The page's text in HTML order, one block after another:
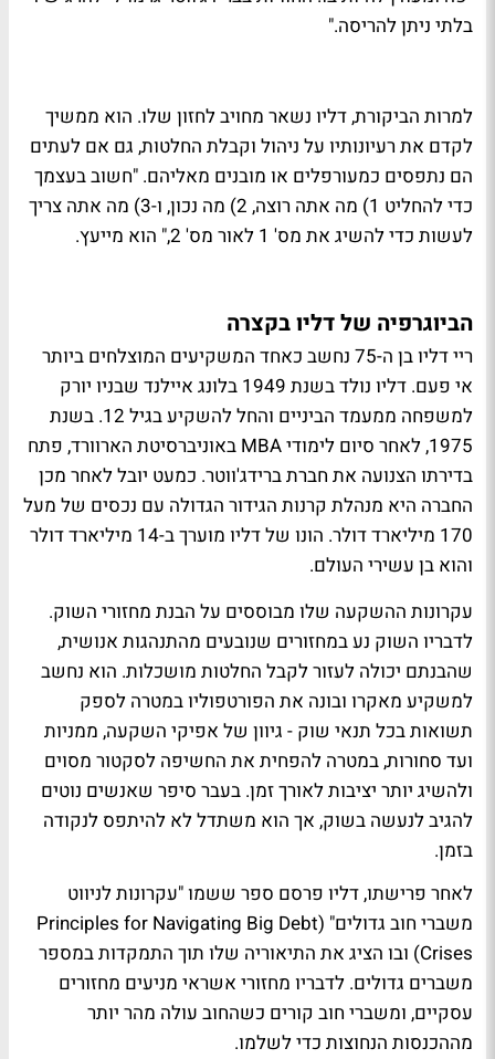
בלתי ניתן להריסה."
למרות הביקורת, דליו נשאר מחויב לחזון שלו. הוא ממשיך
לקדם את רעיונותיו על ניהול וקבלת החלטות, גם אם לעתים
הם נתפסים כמעורפלים או מובנים מאליהם. "חשוב בעצמך
כדי להחליט 1) מה אתה רוצה, 2) מה נכון, ו-3) מה אתה צריך
לעשות כדי להשיג את מס' 1 לאור מס' 2," הוא מייעץ.
הביוגרפיה של דליו בקצרה
ריי דליו בן ה-75 נחשב כאחד המשקיעים המוצלחים ביותר
אי פעם. דליו נולד בשנת 1949 בלונג איילנד שבניו יורק
למשפחה ממעמד הביניים והחל להשקיע בגיל 12. בשנת
1975, לאחר סיום לימודי MBA באוניברסיטת הארוורד, פתח
בדירתו הצנועה את חברת ברידג'ווטר. כמעט יובל לאחר מכן
החברה היא מנהלת קרנות הגידור הגדולה עם נכסים של מעל
170 מיליארד דולר. הונו של דליו מוערך ב-14 מיליארד דולר
והוא בן עשירי העולם.
עקרונות ההשקעה שלו מבוססים על הבנת מחזורי השוק.
לדבריו השוק נע במחזורים שנובעים מהתנהגות אנושית,
שהבנתם יכולה לעזור לקבל החלטות מושכלות. הוא נחשב
למשקיע מאקרו ובונה את הפורטפוליו במטרה לספק
תשואות בכל תנאי שוק - גיוון של אפיקי השקעה, ממניות
ועד סחורות, במטרה להפחית את החשיפה לסקטור מסוים
ולהשיג יותר יציבות לאורך זמן. בעבר סיפר שאנשים נוטים
להגיב לנעשה בשוק, אך הוא משתדל לא להיתפס לנקודה
בזמן.
לאחר פרישתו, דליו פרסם ספר ששמו "עקרונות לניווט
משברי חוב גדולים" (Principles for Navigating Big Debt
Crises) ובו הציג את התיאוריה שלו תוך התמקדות במספר
משברים גדולים. לדבריו מחזורי אשראי מניעים מחזורים
עסקיים, ומשברי חוב קורים כשהחוב עולה מהר יותר
מההכנסות הנחוצות כדי לשלמו.